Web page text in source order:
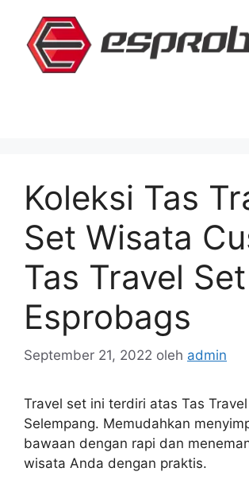
Koleksi Tas
Set Wisata
Tas Travel Set
Esprobags
September 21, 2022 oleh admin
Travel set ini terdiri atas Tas
Selempang. Memudahkan
bawaan dengan rapi dan
wisata Anda dengan praktis.